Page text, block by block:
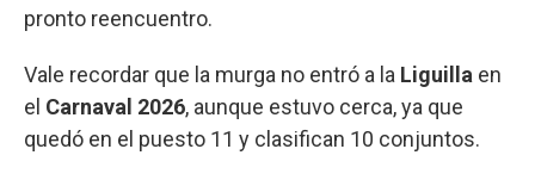
pronto reencuentro.
Vale recordar que la murga no entró a la Liguilla en
el Carnaval 2026, aunque estuvo cerca, ya que
quedó en el puesto 11 y clasifican 10 conjuntos.